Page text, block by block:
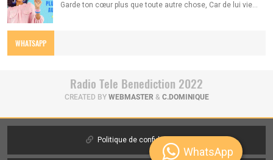
Garde ton cœur plus que toute autre chose, Car de lui vie…
WHATSAPP
Radio Tele Benediction 2022
CREATED BY WEBMASTER& C.DOMINIQUE
Politique de confidentialité
WhatsApp